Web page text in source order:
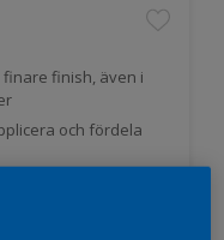
finare finish, även i
och fördela